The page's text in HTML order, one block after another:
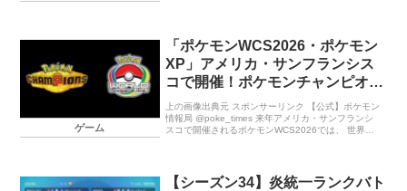
ゲーム
「ポケモンWCS2026・ポケモン
XP」アメリカ・サンフランシス
コで開催！ポケモンチャンピオン
ズもWCSの対象ソフトに決定
上の画像出典元 スポンサーリンク 【公式】ポケモン
情報局 @poke_times 来年アメリカ・サンフランシ
スコで開催されるポケモンWCS2026では、 世界大
【シーズン34】炎統一ランクバト